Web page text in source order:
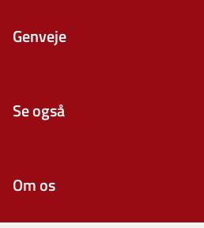
Genveje
Se også
Om os